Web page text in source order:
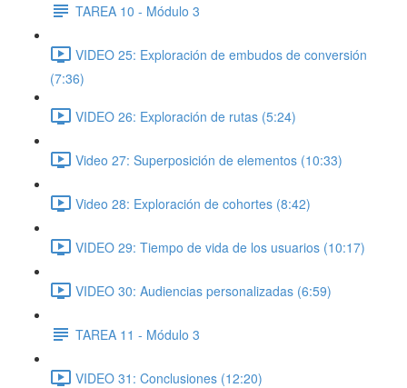
TAREA 10 - Módulo 3
VIDEO 25: Exploración de embudos de conversión
(7:36)
VIDEO 26: Exploración de rutas (5:24)
Video 27: Superposición de elementos (10:33)
Video 28: Exploración de cohortes (8:42)
VIDEO 29: Tiempo de vida de los usuarios (10:17)
VIDEO 30: Audiencias personalizadas (6:59)
TAREA 11 - Módulo 3
VIDEO 31: Conclusiones (12:20)